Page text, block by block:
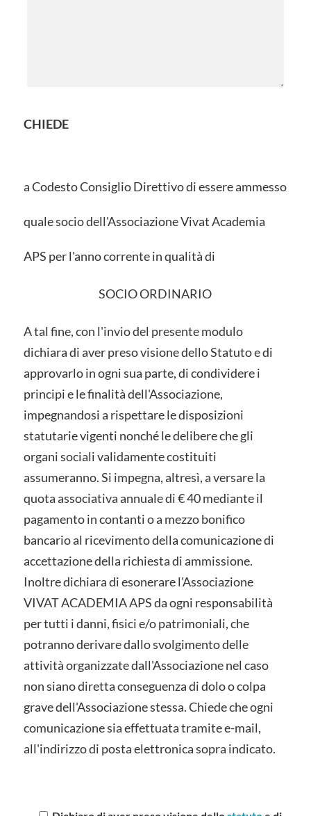
CHIEDE
a Codesto Consiglio Direttivo di essere ammesso
quale socio dell'Associazione Vivat Academia
APS per l'anno corrente in qualità di
SOCIO ORDINARIO
A tal fine, con l'invio del presente modulo
dichiara di aver preso visione dello Statuto e di
approvarlo in ogni sua parte, di condividere i
principi e le finalità dell'Associazione,
impegnandosi a rispettare le disposizioni
statutarie vigenti nonché le delibere che gli
organi sociali validamente costituiti
assumeranno. Si impegna, altresì, a versare la
quota associativa annuale di € 40 mediante il
pagamento in contanti o a mezzo bonifico
bancario al ricevimento della comunicazione di
accettazione della richiesta di ammissione.
Inoltre dichiara di esonerare l'Associazione
VIVAT ACADEMIA APS da ogni responsabilità
per tutti i danni, fisici e/o patrimoniali, che
potranno derivare dallo svolgimento delle
attività organizzate dall'Associazione nel caso
non siano diretta conseguenza di dolo o colpa
grave dell'Associazione stessa. Chiede che ogni
comunicazione sia effettuata tramite e-mail,
all'indirizzo di posta elettronica sopra indicato.